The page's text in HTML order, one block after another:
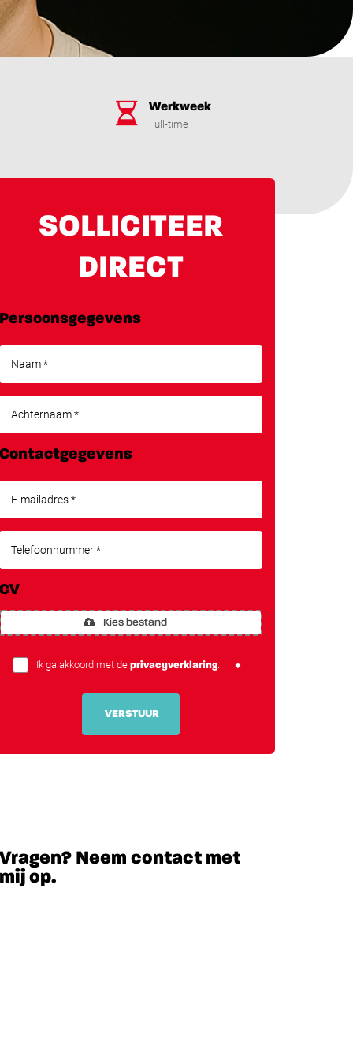
Werkweek
Full-time
SOLLICITEER
DIRECT
Persoonsgegevens
Contactgegevens
CV
Kies bestand
Ik ga akkoord met de privacyverklaring.
VERSTUUR
Vragen? Neem contact met
mij op.